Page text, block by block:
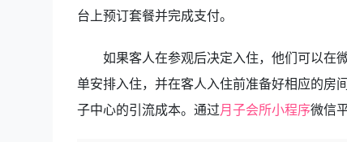
台上预订套餐并完成支付。
如果客人在参观后决定入住，他们可以在
单安排入住，并在客人入住前准备好相应的房
子中心的引流成本。通过月子会所小程序微信